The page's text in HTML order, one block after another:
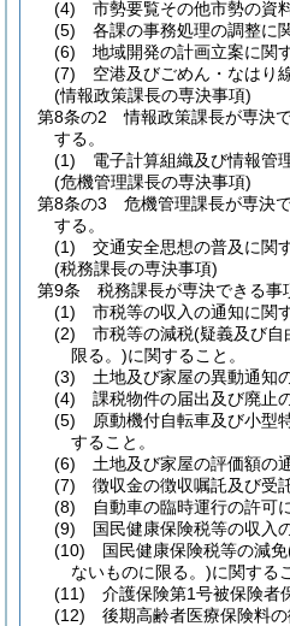
(4)
市勢要覧その他市勢の資
(5)
各課の事務処理の調整に
(6)
地域開発の計画立案に関
(7)
空港及びごめん・なはり
(情報政策課長の専決事項)
第8条の2
情報政策課長が専決
する。
(1)
電子計算組織及び情報管
(危機管理課長の専決事項)
第8条の3
危機管理課長が専決
する。
(1)
交通安全思想の普及に関
(税務課長の専決事項)
第9条
税務課長が専決できる事
(1)
市税等の収入の通知に関
(2)
市税等の減税(疑義及び自
限る。)に関すること。
(3)
土地及び家屋の異動通知
(4)
課税物件の届出及び廃止
(5)
原動機付自転車及び小型
すること。
(6)
土地及び家屋の評価額の
(7)
徴収金の徴収嘱託及び受
(8)
自動車の臨時運行の許可
(9)
国民健康保険税等の収入
(10)
国民健康保険税等の減免
ないものに限る。)に関する
(11)
介護保険第1号被保険者
(12)
後期高齢者医療保険料の